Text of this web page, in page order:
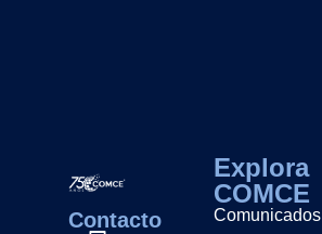
Contacto
Explora
COMCE
Comunicados